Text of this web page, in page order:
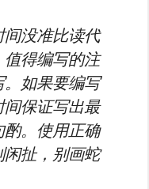
没准比读代
得编写的注
如果要编写
保证写出最
。使用正确
扯，别画蛇